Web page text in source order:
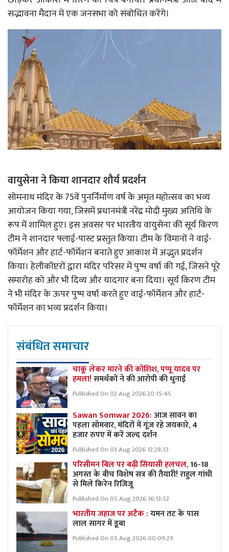
सद्भावना मैदान में एक जनसभा को संबोधित करेंगे।
वायुसेना ने किया शानदार शौर्य प्रदर्शन
सोमनाथ मंदिर के 75वें पुनर्निर्माण वर्ष के अमृत महोत्सव का भव्य
आयोजन किया गया, जिसमें प्रधानमंत्री नरेंद्र मोदी मुख्य अतिथि के
रूप में शामिल हुए। इस अवसर पर भारतीय वायुसेना की सूर्य किरण
टीम ने शानदार फ्लाई-पास्ट प्रस्तुत किया। टीम के विमानों ने वाई-
फॉर्मेशन और हार्ट-फॉर्मेशन बनाते हुए आकाश में अद्भुत प्रदर्शन
किया। हेलीकॉप्टरों द्वारा मंदिर परिसर में पुष्प वर्षा की गई, जिसने पूरे
समारोह को और भी दिव्य और यादगार बना दिया। सूर्य किरण टीम
ने भी मंदिर के ऊपर पुष्प वर्षा करते हुए वाई-फॉर्मेशन और हार्ट-
फॉर्मेशन का भव्य प्रदर्शन किया।
संबंधित समाचार
चाकू लेकर मारने की कोशिश, पप्पू यादव पर
हमला!समर्थकों ने की आरोपी की धुनाई
Published On 02 Aug 2026 20:15:45
Sawan Somwar 2026:आज सावन का
पहला सोमवार, मंदिरों में गूंज रहे जयकारे, 4
हजार रुपए में करें जल्द दर्शन
Published On 03 Aug 2026 12:28:33
परिसीमन बिल पर बढ़ी सियासी हलचल,16-18
अगस्त के बीच विशेष सत्र की तैयारी! राहुल गांधी
से मिले किरेन रिजिजू
Published On 05 Aug 2026 16:13:52
भारतीय जहाज पर अटैक :यमन तट के पास
लाल सागर में डूबा
Published On 05 Aug 2026 00:09:29